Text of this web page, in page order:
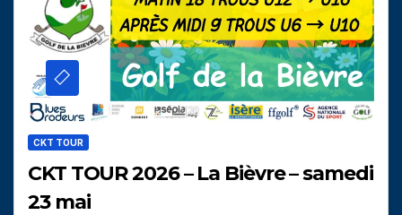
CKT TOUR
CKT TOUR 2026 – La Bièvre – samedi
23 mai